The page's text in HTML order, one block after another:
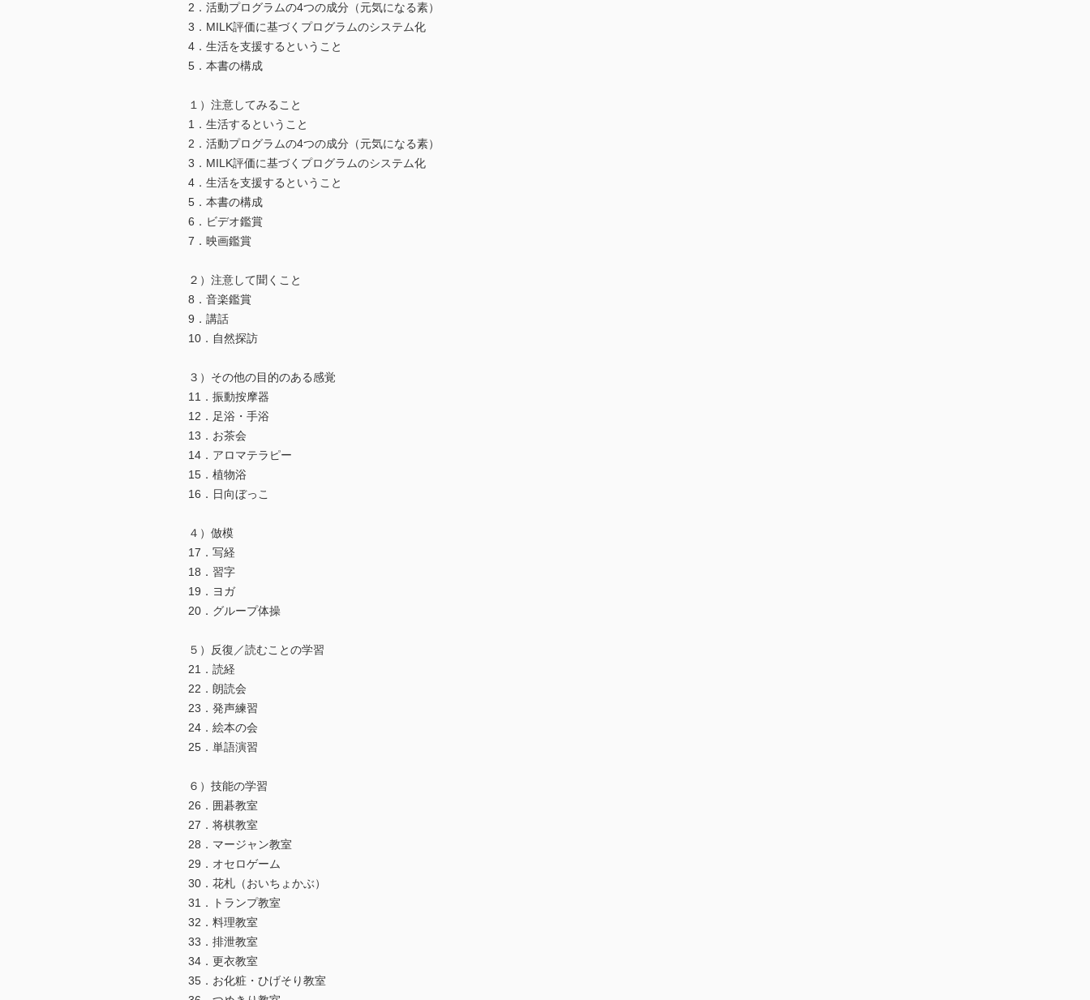
2．活動プログラムの4つの成分（元気になる素）
3．MILK評価に基づくプログラムのシステム化
4．生活を支援するということ
5．本書の構成
１）注意してみること
1．生活するということ
2．活動プログラムの4つの成分（元気になる素）
3．MILK評価に基づくプログラムのシステム化
4．生活を支援するということ
5．本書の構成
6．ビデオ鑑賞
7．映画鑑賞
２）注意して聞くこと
8．音楽鑑賞
9．講話
10．自然探訪
３）その他の目的のある感覚
11．振動按摩器
12．足浴・手浴
13．お茶会
14．アロマテラピー
15．植物浴
16．日向ぼっこ
４）倣模
17．写経
18．習字
19．ヨガ
20．グループ体操
５）反復／読むことの学習
21．読経
22．朗読会
23．発声練習
24．絵本の会
25．単語演習
６）技能の学習
26．囲碁教室
27．将棋教室
28．マージャン教室
29．オセロゲーム
30．花札（おいちょかぶ）
31．トランプ教室
32．料理教室
33．排泄教室
34．更衣教室
35．お化粧・ひげそり教室